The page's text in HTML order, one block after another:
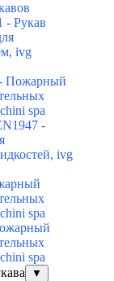
Рукав
ivg
Пожарный
spa
-
ivg
spa
spa
▼